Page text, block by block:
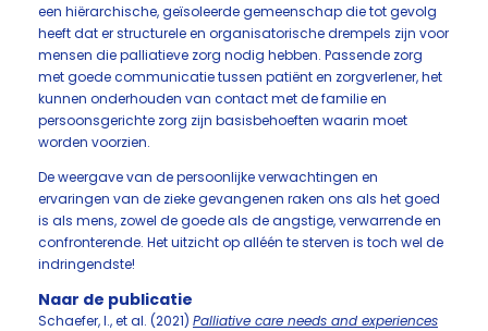
een hiërarchische, geïsoleerde gemeenschap die tot gevolg
heeft dat er structurele en organisatorische drempels zijn voor
mensen die palliatieve zorg nodig hebben. Passende zorg
met goede communicatie tussen patiënt en zorgverlener, het
kunnen onderhouden van contact met de familie en
persoonsgerichte zorg zijn basisbehoeften waarin moet
worden voorzien.
De weergave van de persoonlijke verwachtingen en
ervaringen van de zieke gevangenen raken ons als het goed
is als mens, zowel de goede als de angstige, verwarrende en
confronterende. Het uitzicht op alléén te sterven is toch wel de
indringendste!
Naar de publicatie
Schaefer, I., et al. (2021) Palliative care needs and experiences